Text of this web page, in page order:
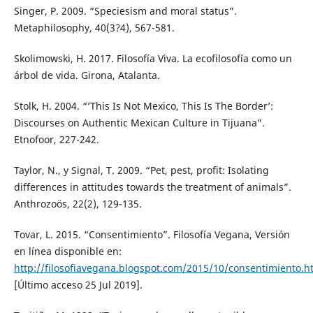
Singer, P. 2009. “Speciesism and moral status”.
Metaphilosophy, 40(3?4), 567-581.
Skolimowski, H. 2017. Filosofía Viva. La ecofilosofía como un
árbol de vida. Girona, Atalanta.
Stolk, H. 2004. “’This Is Not Mexico, This Is The Border’:
Discourses on Authentic Mexican Culture in Tijuana”.
Etnofoor, 227-242.
Taylor, N., y Signal, T. 2009. “Pet, pest, profit: Isolating
differences in attitudes towards the treatment of animals”.
Anthrozoös, 22(2), 129-135.
Tovar, L. 2015. “Consentimiento”. Filosofía Vegana, Versión
en línea disponible en:
http://filosofiavegana.blogspot.com/2015/10/
[Último acceso 25 Jul 2019].